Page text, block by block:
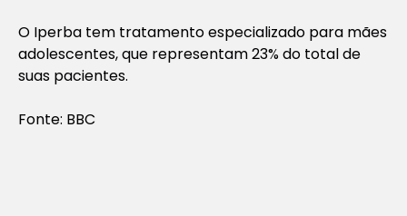
O Iperba tem tratamento especializado para mães
adolescentes, que representam 23% do total de
suas pacientes.
Fonte: BBC